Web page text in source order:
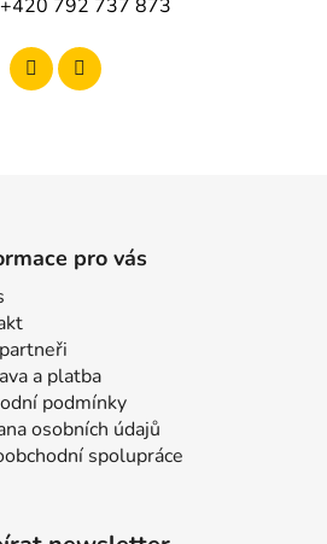
+420 792 737 873
pro vás
a platba
podmínky
osobních údajů
spolupráce